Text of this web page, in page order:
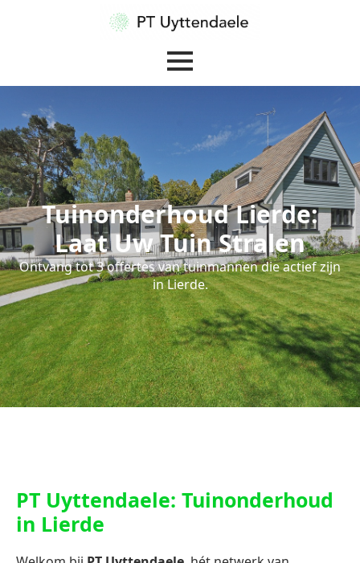
Tuinonderhoud Lierde:
Laat Uw Tuin Stralen
Ontvang tot 3 offertes van tuinmannen die actief zijn
in Lierde.
PT Uyttendaele: Tuinonderhoud
in Lierde